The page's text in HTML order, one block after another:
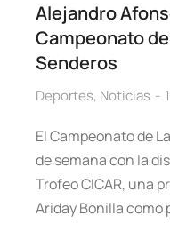
Alejandro
Campeonato
Senderos
Deportes, Noticias
El Campeonato de
de semana con la
Trofeo CICAR, una
Ariday Bonilla como